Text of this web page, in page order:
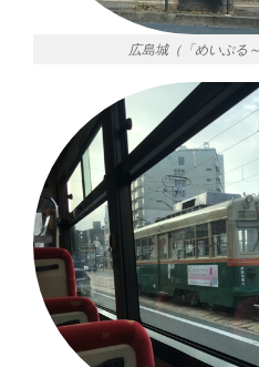
広島城（「めいぷる